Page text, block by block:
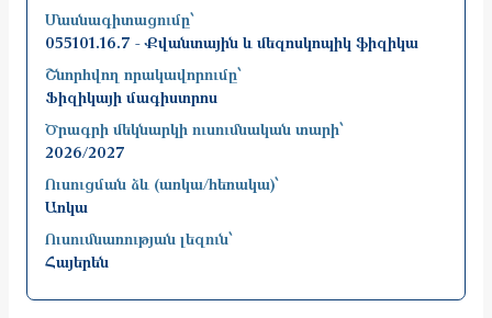
Մասնագիտացումը՝
055101.16.7 - Քվանտային և մեզոսկոպիկ ֆիզիկա
Շնորհվող որակավորումը՝
Ֆիզիկայի մագիստրոս
Ծրագրի մեկնարկի ուսումնական տարի՝
2026/2027
Ուսուցման ձև (առկա/հեռակա)՝
Առկա
Ուսումնառության լեզուն՝
Հայերեն